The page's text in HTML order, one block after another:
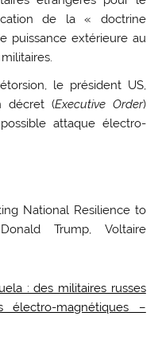
de la « doctrine
puissance extérieure au
le président US,
décret (Executive Order)
attaque électro-
National Resilience to
Trump, Voltaire
: des militaires russes
électro-magnétiques –